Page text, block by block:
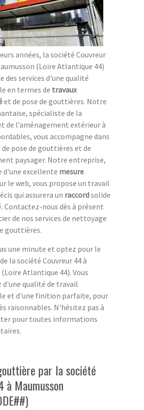
années, la société Couvreur
(Loire Atlantique 44)
des services d'une qualité
en termes de travaux
et de pose de gouttières. Notre
spécialiste de la
de l’aménagement extérieur à
vous accompagne dans
pose de gouttières et de
paysager. Notre entreprise,
d'une excellente mesure
le web, vous propose un travail
qui assurera un raccordsolide
Contactez-nous dès à présent
de nos services de nettoyage
gouttières.
une minute et optez pour le
la société Couvreur 44 à
Atlantique 44). Vous
d'une qualité de travail
et d'une finition parfaite, pour
raisonnables. N'hésitez pas à
pour toutes informations
par la société
à Maumusson